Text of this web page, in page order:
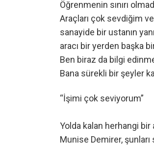
Öğrenmenin sınırı
Araçları çok sevdiğim
sanayide bir ustanın
aracı bir yerden başka
Ben biraz da bilgi
Bana sürekli bir şeyler
“İşimi çok seviyorum”
Yolda kalan herhangi bir
Munise Demirer,